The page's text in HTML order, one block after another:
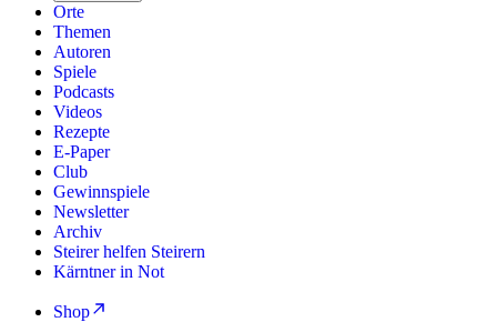
Orte
Themen
Autoren
Spiele
Podcasts
Videos
Rezepte
E-Paper
Club
Gewinnspiele
Newsletter
Archiv
Steirer helfen Steirern
Kärntner in Not
Shop